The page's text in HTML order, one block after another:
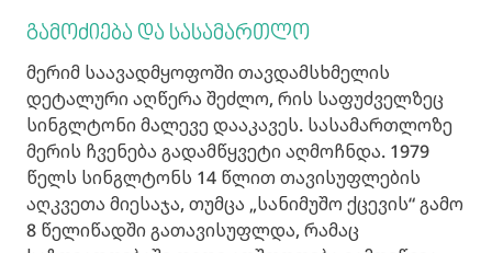
გამოძიება და სასამართლო
მერიმ საავადმყოფოში თავდამსხმელის
დეტალური აღწერა შეძლო, რის საფუძველზეც
სინგლტონი მალევე დააკავეს. სასამართლოზე
მერის ჩვენება გადამწყვეტი აღმოჩნდა. 1979
წელს სინგლტონს 14 წლით თავისუფლების
აღკვეთა მიესაჯა, თუმცა „სანიმუშო ქცევის“ გამო
8 წელიწადში გათავისუფლდა, რამაც